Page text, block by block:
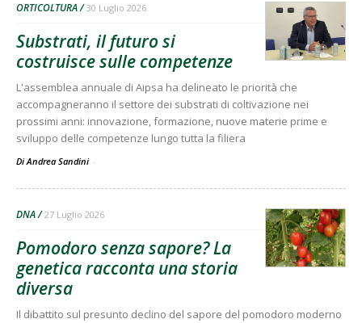
ORTICOLTURA 30 Luglio 2026
Substrati, il futuro si
costruisce sulle competenze
L'assemblea annuale di Aipsa ha delineato le priorità che
accompagneranno il settore dei substrati di coltivazione nei
prossimi anni: innovazione, formazione, nuove materie prime e
sviluppo delle competenze lungo tutta la filiera
Di Andrea Sandini -
DNA 27 Luglio 2026
Pomodoro senza sapore? La
genetica racconta una storia
diversa
Il dibattito sul presunto declino del sapore del pomodoro moderno